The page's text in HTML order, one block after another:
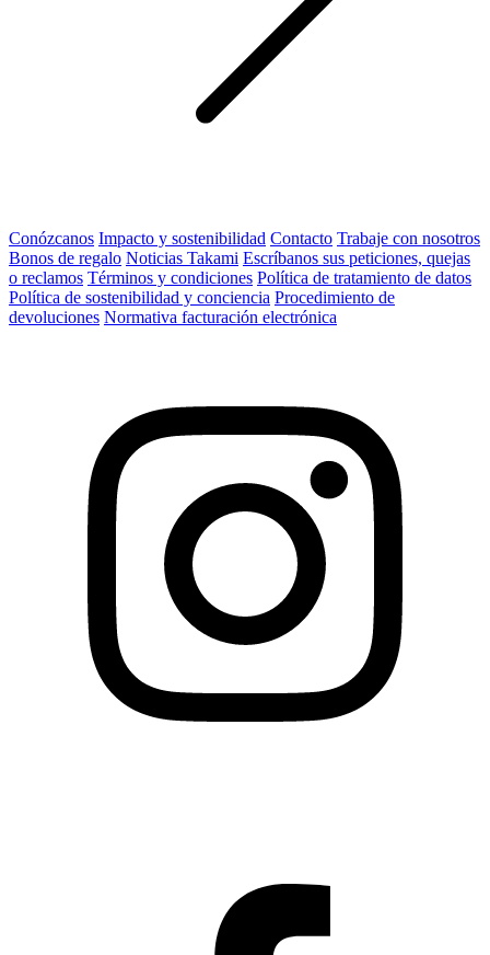
Conózcanos Impacto y sostenibilidad Contacto Trabaje con nosotros
Bonos de regalo Noticias Takami Escríbanos sus peticiones, quejas
o reclamos Términos y condiciones Política de tratamiento de datos
Política de sostenibilidad y conciencia Procedimiento de
devoluciones Normativa facturación electrónica